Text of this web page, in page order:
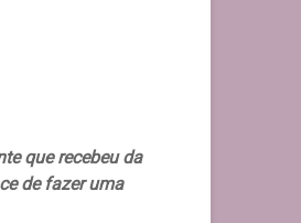
que recebeu da
de fazer uma